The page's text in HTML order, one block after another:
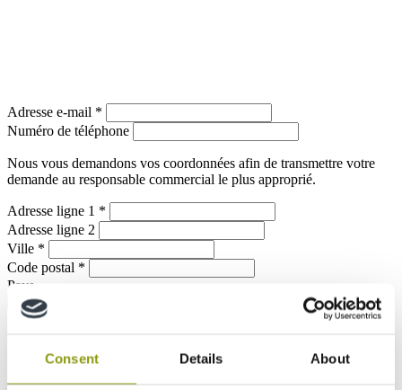
Consent Details About
Adresse e-mail *
Numéro de téléphone
Nous vous demandons vos coordonnées afin de transmettre votre
demande au responsable commercial le plus approprié.
Adresse ligne 1 *
Adresse ligne 2
Ville *
Code postal *
Pays